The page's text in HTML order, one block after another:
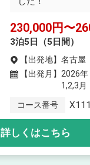
230,000円〜
3泊5日（5日間）
【出発地】 名古屋
【出発月】 2026
1,2,3月
コース番号
詳しくはこちら